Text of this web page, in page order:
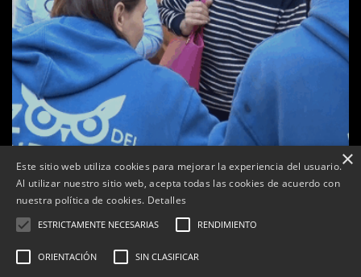
Tàrrega celebra la 25a Fira del Medi Ambient
Per Tàrrega Televisió 18, octubre, 2025 - 12:26
×
Este sitio web utiliza cookies para mejorar la experiencia del usuario.
Al utilizar nuestro sitio web, acepta todas las cookies de acuerdo con
nuestra política de cookies. Detalles
ESTRICTAMENTE NECESARIAS RENDIMIENTO
ORIENTACIÓN SIN CLASIFICAR